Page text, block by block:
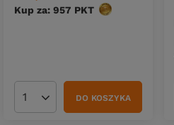
Kup za: 957 PKT punktów
Ilość produktówDO KOSZYKA